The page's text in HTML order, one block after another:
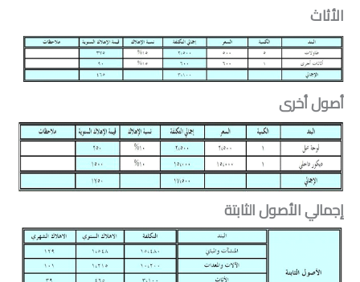
الأثاث
أصول أخرى
إجمالي الأصول الثابتة